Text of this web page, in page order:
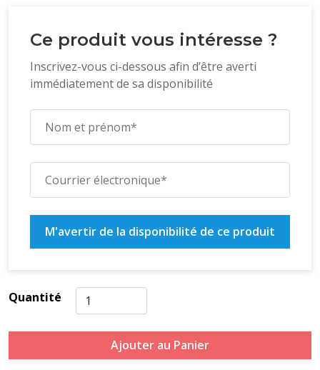
Ce produit vous intéresse ?
Inscrivez-vous ci-dessous afin d’être averti
immédiatement de sa disponibilité
M'avertir de la disponibilité de ce produit
Quantité
Ajouter au Panier